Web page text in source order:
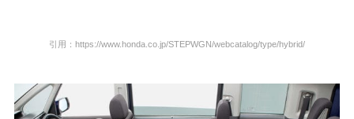
引用：https://www.honda.co.jp/STEPWGN/webcatalog/type/hybrid/